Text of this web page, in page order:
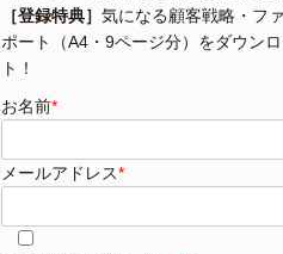
［登録特典］ 気になる顧客戦略・フ
ポート（A4・9ページ分）をダウン
ト！
お名前*
メールアドレス*
このフィールドは空のままにしてくだ